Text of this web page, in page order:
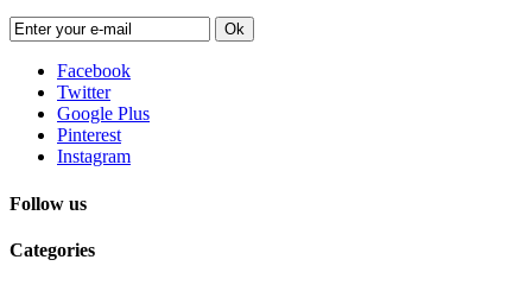
Ok
Facebook
Twitter
Google Plus
Pinterest
Instagram
Follow us
Categories